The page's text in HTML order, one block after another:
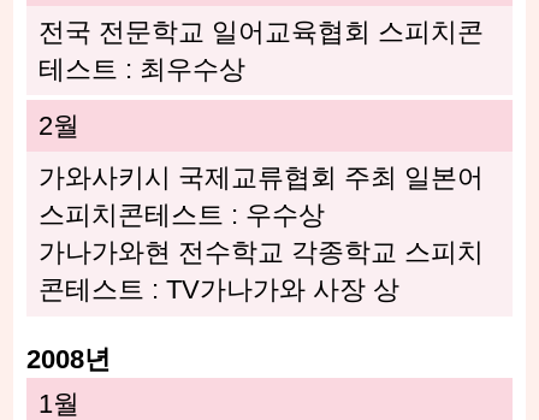
전국 전문학교 일어교육협회 스피치콘
테스트 : 최우수상
2월
가와사키시 국제교류협회 주최 일본어
스피치콘테스트 : 우수상
가나가와현 전수학교 각종학교 스피치
콘테스트 : TV가나가와 사장 상
2008년
1월